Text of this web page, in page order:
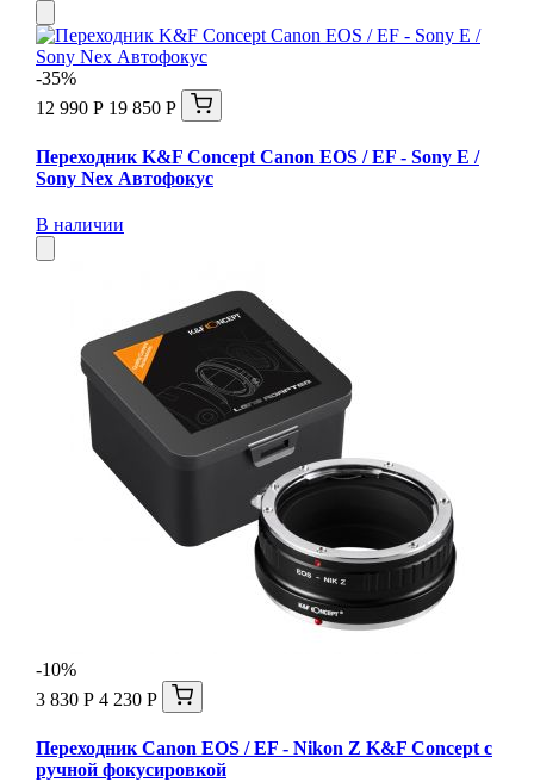
-35%
12 990 Р 19 850 Р
Переходник K&F Concept Canon EOS / EF - Sony E /
Sony Nex Автофокус
В наличии
-10%
3 830 Р 4 230 Р
Переходник Canon EOS / EF - Nikon Z K&F Concept с
ручной фокусировкой